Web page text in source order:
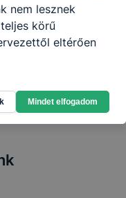
nem lesznek
körű
eltérően
Mindet elfogadom